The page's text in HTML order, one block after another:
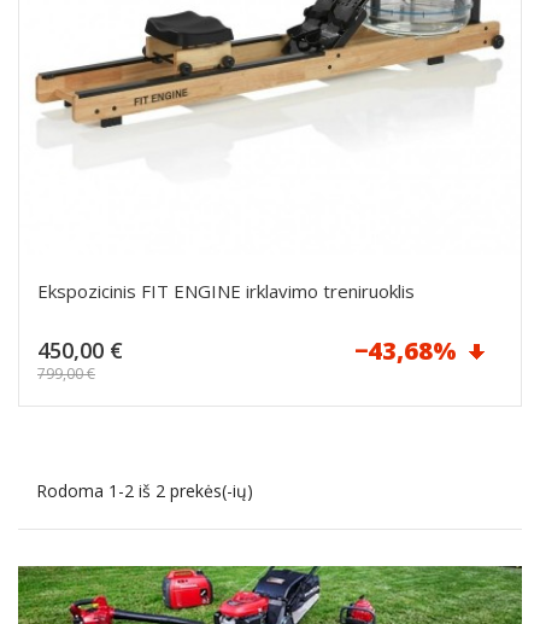
Ekspozicinis FIT ENGINE irklavimo treniruoklis
450,00 €
799,00 €
−43,68%
Kaina
Rodoma 1-2 iš 2 prekės(-ių)